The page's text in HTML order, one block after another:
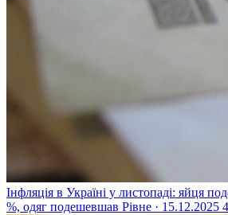
Інфляція в Україні у листопаді: яйця
%, одяг подешевшав Рівне · 15.12.2025 4